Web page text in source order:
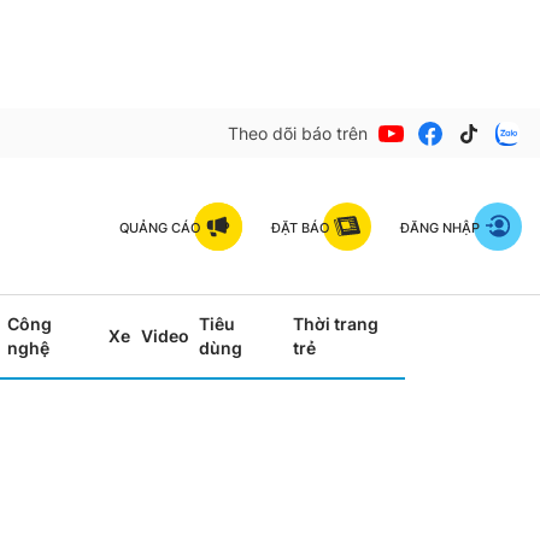
Theo dõi báo trên
QUẢNG CÁO ĐẶT BÁO ĐĂNG NHẬP
Công
nghệ
Xe Video
Tiêu
dùng
Thời trang
trẻ